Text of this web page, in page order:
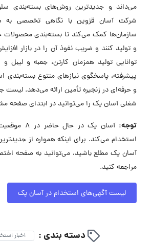
می‌داند و جدیدترین روش‌های بسته‌بندی
شرکت آسان قزوین با نگاهی تخصصی به
سازمان‌ها کمک می‌کند تا بسته‌بندی محصولات
و تولید کنند و ضریب نفوذ آن را در بازار
توانایی تولید همزمان کارتن، جعبه و لیبل و
پیشرفته، پاسخگوی نیازهای متنوع بسته‌بندی
و حرفه‌ای در زنجیره تأمین ارائه می‌دهد.
شغلی آسان پک را می‌توانید در ابتدای صفحه
توجه:
آسان پک در
استخدام می‌کند. برای اینکه همواره از
آسان پک مطلع باشید، می‌توانید به صفحه
مراجعه کنید.
لیست آگهی‌های استخدام در آسان پک
دسته بندی : اخبار